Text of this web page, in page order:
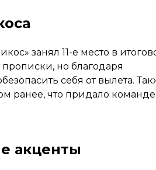
занял 11-е место в
но благодаря
себя от вылета.
ранее, что придало команде
акценты